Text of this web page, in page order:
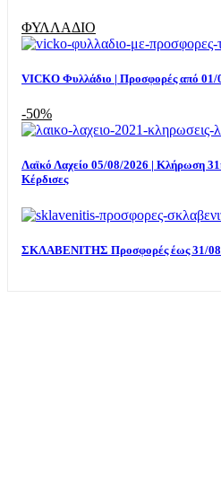
ΦΥΛΛΑΔΙΟ
VICKO Φυλλάδιο | Προσφορές από 01/
-50%
Λαϊκό Λαχείο 05/08/2026 | Κλήρωση
Κέρδισες
ΣΚΛΑΒΕΝΙΤΗΣ Προσφορές έως 31/